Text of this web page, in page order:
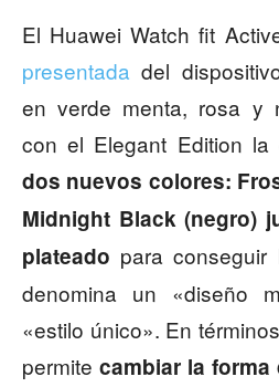
El Huawei Watch fit
presentada del
en verde menta, rosa y
con el Elegant Edition la
dos nuevos colores:
Midnight Black (negro)
plateado para
denomina un «diseño
«estilo único». En
permite cambiar la forma